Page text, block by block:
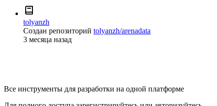
tolyanzh
Создан репозиторий tolyanzh/arenadata
3 месяца назад
Все инструменты для разработки на одной платформе